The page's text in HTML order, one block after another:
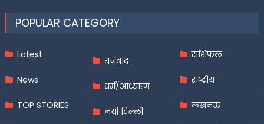
POPULAR CATEGORY
Latest
News
TOP STORIES
धनबाद
धर्म/आध्यात्म
नयी दिल्ली
राशिफल
राष्ट्रीय
लखनऊ